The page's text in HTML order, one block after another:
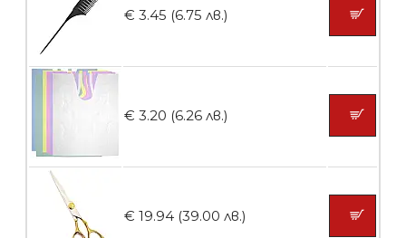
Ваничка за маникюр BMSPA1C
БЕЗПЛАТНО
€ 3.45 (6.75 лв.)
€ 3.20 (6.26 лв.)
€ 19.94 (39.00 лв.)